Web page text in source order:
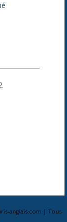
anglais.com | Tous